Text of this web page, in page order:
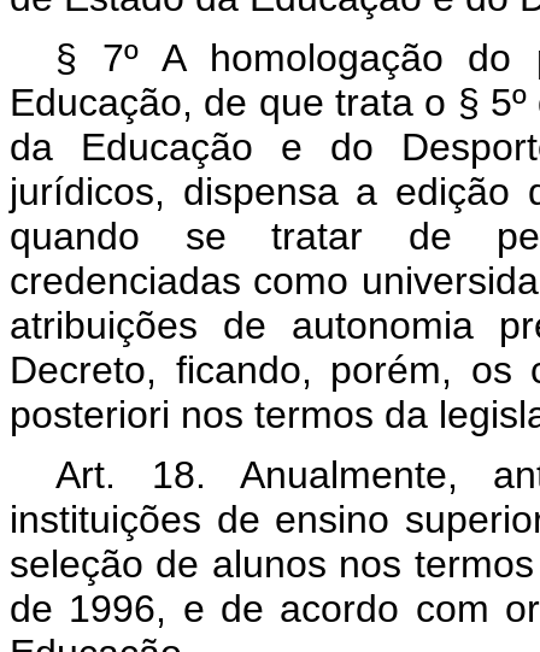
§ 7º A homologação do
Educação, de que trata o §
da Educação e do
jurídicos, dispensa a edição
quando se tratar de
credenciadas como
atribuições de autonomia
Decreto, ficando, porém, os
posteriori nos termos da
Art. 18. Anualmente,
instituições de ensino
seleção de alunos nos
de 1996, e de acordo com